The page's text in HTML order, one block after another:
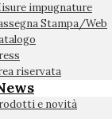
impugnature
Stampa/Web
riservata
e novità